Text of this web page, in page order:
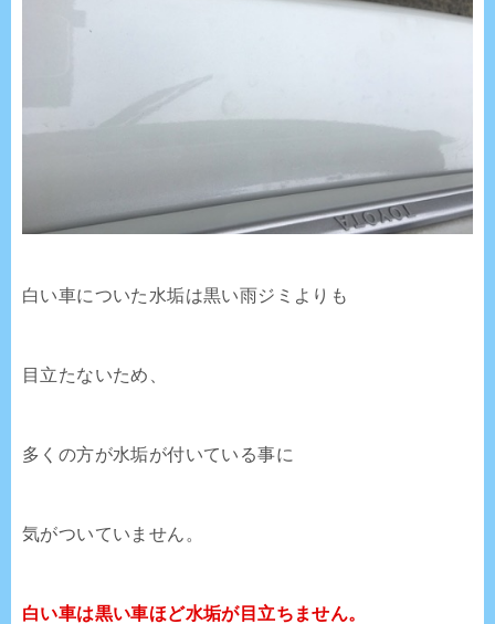
白い車についた水垢は黒い雨ジミよりも
目立たないため、
多くの方が水垢が付いている事に
気がついていません。
白い車は黒い車ほど水垢が目立ちません。